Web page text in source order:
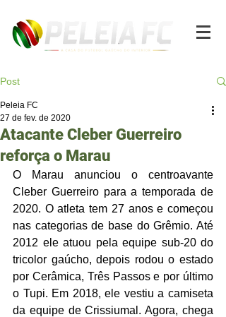
Post
Atacante Cleber Guerreiro
reforça o Marau
Peleia FC
27 de fev. de 2020
O Marau anunciou o centroavante
Cleber Guerreiro para a temporada de
2020. O atleta tem 27 anos e começou
nas categorias de base do Grêmio. Até
2012 ele atuou pela equipe sub-20 do
tricolor gaúcho, depois rodou o estado
por Cerâmica, Três Passos e por último
o Tupi. Em 2018, ele vestiu a camiseta
da equipe de Crissiumal. Agora, chega